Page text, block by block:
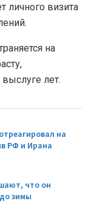
личного визита
на
лет.
на
РФ и Ирана
что он
зимы